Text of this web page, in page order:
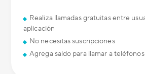
Realiza llamadas gratuitas entre
aplicación
No necesitas suscripciones
Agrega saldo para llamar a